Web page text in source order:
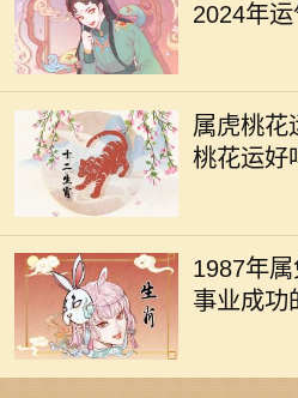
2024年
属虎桃花
桃花运好
1987年
事业成功